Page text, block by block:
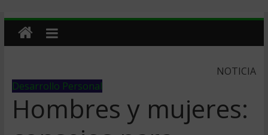
NOTICIA
Desarrollo Personal
Hombres y mujeres: